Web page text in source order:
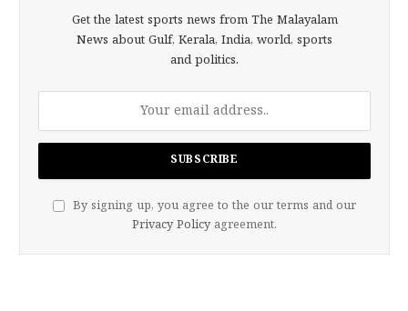
Get the latest sports news from The Malayalam
News about Gulf, Kerala, India, world, sports
and politics.
By signing up, you agree to the our terms and our
Privacy Policy agreement.